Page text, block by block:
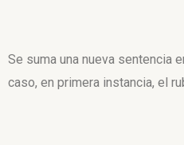
Se suma una nueva sentencia
caso, en primera instancia, el